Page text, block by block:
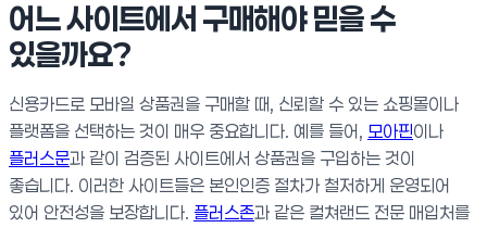
어느 사이트에서 구매해야 믿을 수
있을까요?
신용카드로 모바일 상품권을 구매할 때, 신뢰할 수 있는 쇼핑몰이나
플랫폼을 선택하는 것이 매우 중요합니다. 예를 들어, 모아핀이나
플러스문과 같이 검증된 사이트에서 상품권을 구입하는 것이
좋습니다. 이러한 사이트들은 본인인증 절차가 철저하게 운영되어
있어 안전성을 보장합니다. 플러스존과 같은 컬쳐랜드 전문 매입처를